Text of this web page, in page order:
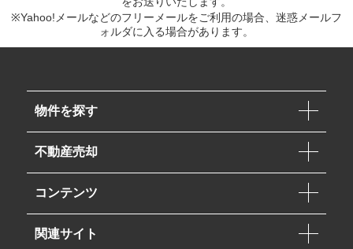
※Yahoo!メールなどのフリーメールをご利用の場合、迷惑メールフ
ォルダに入る場合があります。
物件を探す
不動産売却
コンテンツ
関連サイト